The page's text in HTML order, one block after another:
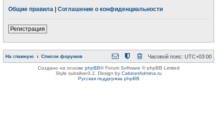
Общие правила
Соглашение о конфиденциальности
Регистрация
На главную Список форумов Часовой пояс: UTC+03:00
Создано на основе phpBB® Forum Software © phpBB Limited
Style subsilver3.2. Design by CabinetAdmina.ru
Русская поддержка phpBB